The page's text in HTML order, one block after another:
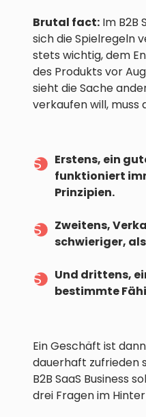
Brutal fact: Im B2B
sich die Spielregeln
stets wichtig, dem
des Produkts vor
sieht die Sache
verkaufen will, muss
Erstens, ein
funktioniert
Prinzipien.
Zweitens,
schwieriger,
Und drittens,
bestimmte
Ein Geschäft ist
dauerhaft zufrieden
B2B SaaS Business
drei Fragen im